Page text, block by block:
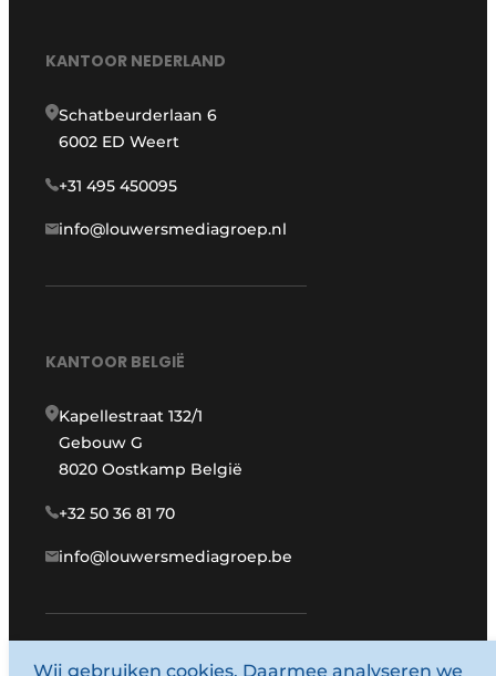
KANTOOR NEDERLAND
Schatbeurderlaan 6
6002 ED Weert
+31 495 450095
info@louwersmediagroep.nl
KANTOOR BELGIË
Kapellestraat 132/1
Gebouw G
8020 Oostkamp België
+32 50 36 81 70
info@louwersmediagroep.be
www.louwersmediagroep.com
Wij gebruiken cookies. Daarmee analyseren we